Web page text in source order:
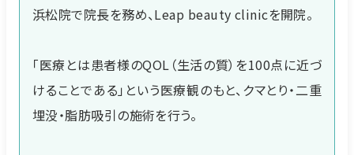
浜松院で院長を務め、Leap beauty clinicを開院。
「医療とは患者様のQOL（生活の質）を100点に近づ
けることである」という医療観のもと、クマとり・二重
埋没・脂肪吸引の施術を行う。